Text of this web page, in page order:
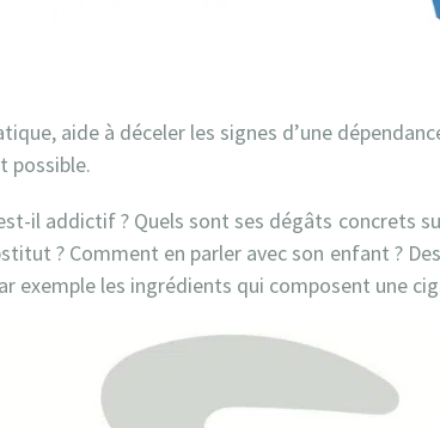
aide à déceler les signes d’une
possible.
il addictif ? Quels sont ses dégâts concrets
? Comment en parler avec son enfant ?
exemple les ingrédients qui composent une